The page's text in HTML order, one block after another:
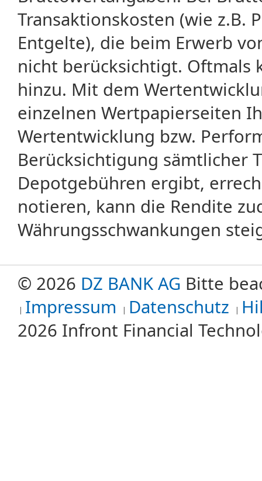
Transaktionskosten (wie z.B.
Entgelte), die beim Erwerb
nicht berücksichtigt. Oftmals
hinzu. Mit dem
einzelnen Wertpapierseiten
Wertentwicklung bzw.
Berücksichtigung sämtlicher
Depotgebühren ergibt,
notieren, kann die Rendite
Währungsschwankungen
© 2026 DZ BANK AG Bitte
Impressum
Datenschutz
2026 Infront Financial